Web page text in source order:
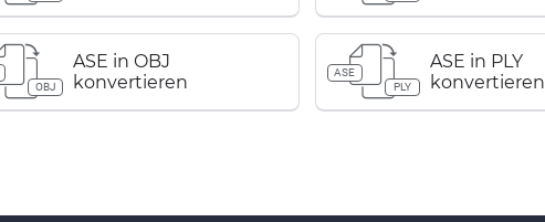
OBJ
ASE in OBJ
konvertieren
ASE
PLY
ASE in PLY
konvertieren